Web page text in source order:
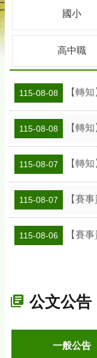
國小
高中職
115-08-08 【轉知】
115-08-08 【轉知
115-08-07 【轉知】國
115-08-07 【賽事
115-08-06 【賽事
公文公告
一般公告